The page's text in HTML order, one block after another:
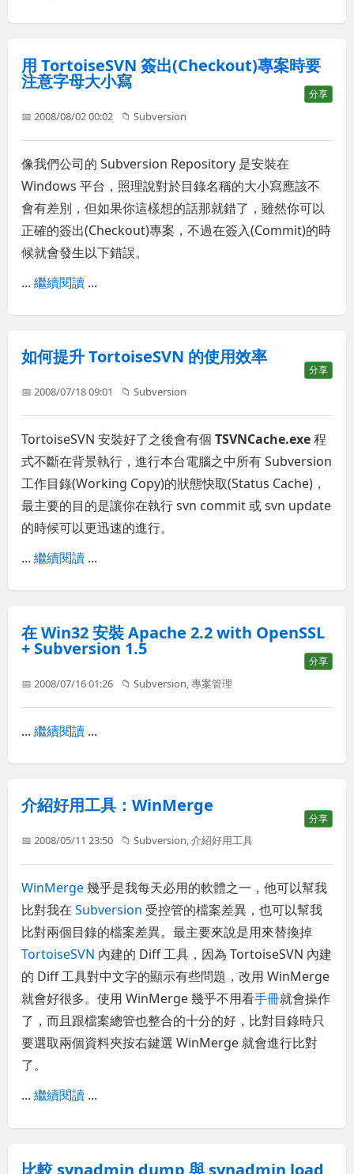
用 TortoiseSVN 簽出(Checkout)專案時要
注意字母大小寫
分享
📅 2008/08/02 00:02 📁Subversion
像我們公司的 Subversion Repository 是安裝在
Windows 平台，照理說對於目錄名稱的大小寫應該不
會有差別，但如果你這樣想的話那就錯了，雖然你可以
正確的簽出(Checkout)專案，不過在簽入(Commit)的時
候就會發生以下錯誤。
...繼續閱讀 ...
如何提升 TortoiseSVN 的使用效率
分享
📅 2008/07/18 09:01 📁Subversion
TortoiseSVN 安裝好了之後會有個TSVNCache.exe程
式不斷在背景執行，進行本台電腦之中所有 Subversion
工作目錄(Working Copy)的狀態快取(Status Cache)，
最主要的目的是讓你在執行 svn commit 或 svn update
的時候可以更迅速的進行。
...繼續閱讀 ...
在 Win32 安裝 Apache 2.2 with OpenSSL
+ Subversion 1.5
分享
📅 2008/07/16 01:26 📁Subversion,專案管理
...繼續閱讀 ...
介紹好用工具：WinMerge
分享
📅 2008/05/11 23:50 📁Subversion,介紹好用工具
WinMerge幾乎是我每天必用的軟體之一，他可以幫我
比對我在Subversion 受控管的檔案差異，也可以幫我
比對兩個目錄的檔案差異。最主要來說是用來替換掉
TortoiseSVN 內建的 Diff 工具，因為 TortoiseSVN 內建
的 Diff 工具對中文字的顯示有些問題，改用 WinMerge
就會好很多。使用 WinMerge 幾乎不用看手冊就會操作
了，而且跟檔案總管也整合的十分的好，比對目錄時只
要選取兩個資料夾按右鍵選 WinMerge 就會進行比對
了。
...繼續閱讀 ...